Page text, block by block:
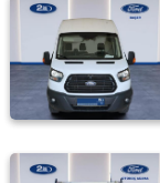
Tüm
Araçlar
AUDI
BMC
BMW
BYD